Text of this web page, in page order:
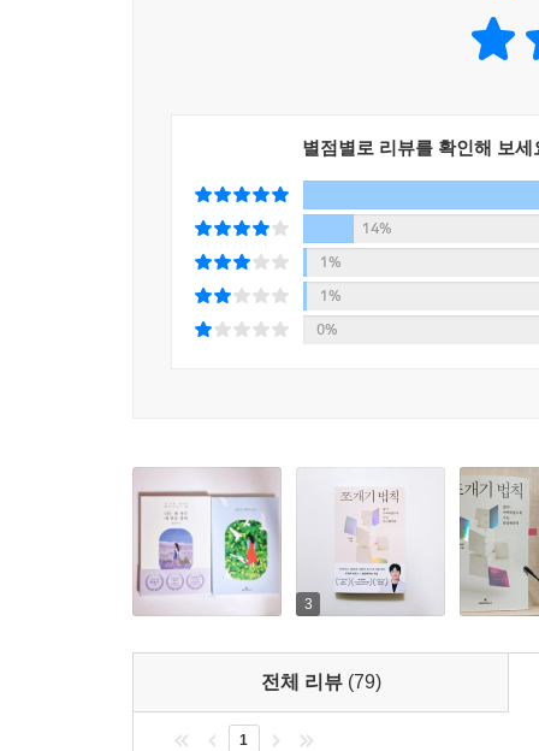
25장 독이 되지 않는 취미 찾기
27장 루틴은 루틴, 성공과 실패의 늪에 빠지지 않기
28장 스마트폰 화면에 갇히지 않는 하루 사용법
최근 하루가 멀다 하고 ‘묻지 마 범죄’가 발생
살았는데도 되는 게 없다.”, “사회가 문제다.”
존재하는 다양한 감정을 하나씩 살펴보고, 26
그렇게 나를 지키고 내 마음을 돌볼 방법을 제안한
어느 때보다 위로와 안정이 필요한 때, 『나는 왜
별점별로 리뷰를 확인해 보세
14%
1%
1%
0%
3
전체 리뷰 (79)
1